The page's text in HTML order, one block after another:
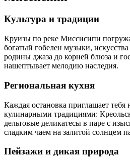
Культура и традиции
Круизы по реке Миссисипи
богатый гобелен музыки,
родины джаза до корней блюза и
нашептывает мелодию наследия.
Региональная кухня
Каждая остановка приглашает тебя
кулинарными традициями:
дельтовые деликатесы в паре с
сладким чаем на залитой солнцем
Пейзажи и дикая природа